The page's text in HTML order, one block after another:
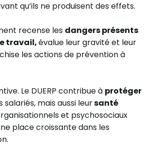
qu’ils ne produisent des effets.
recense les dangers présents
travail,évalue leur gravité et leur
les actions de prévention à
Le DUERP contribue à protéger
salariés, mais aussi leursanté
et psychosociaux
place croissante dans les